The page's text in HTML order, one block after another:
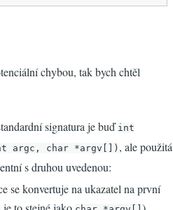
chybou, tak bych chtěl
signatura je buď int
argc, char *argv[]) , ale použitá
s druhou uvedenou:
se konvertuje na ukazatel na první